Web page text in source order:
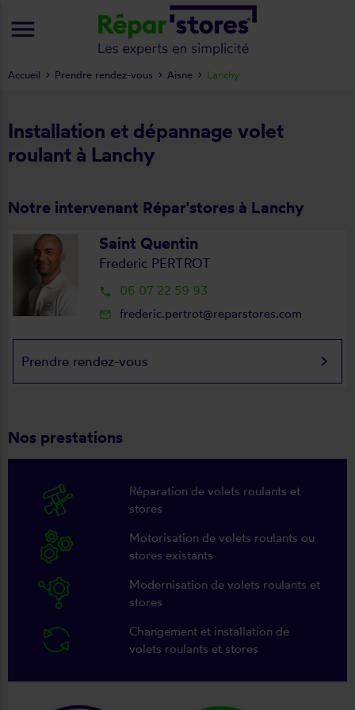
Installation et dépannage volet
roulant à Lanchy
Notre intervenant Répar'stores à Lanchy
Saint Quentin
Frederic PERTROT
local_phone 06 07 22 59 93
mail_outline frederic.pertrot@reparstores.com
Prendre rendez-vous keyboard_arrow_right
Nos prestations
Réparation de volets roulants et
stores
Motorisation de volets roulants ou
stores existants
Modernisation de volets roulants et
stores
Changement et installation de
volets roulants et stores
Accueil Prendre rendez-vous Aisne Lanchy
menu